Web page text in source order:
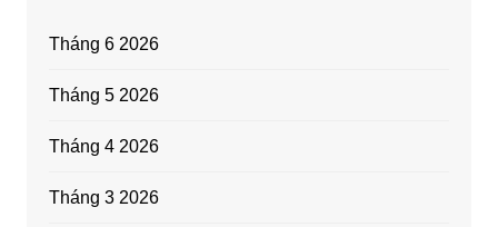
Tháng 6 2026
Tháng 5 2026
Tháng 4 2026
Tháng 3 2026